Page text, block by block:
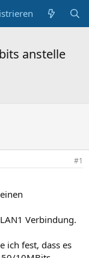
anstelle
#1
Verbindung.
ich fest, dass es